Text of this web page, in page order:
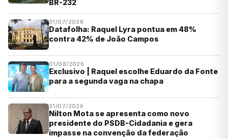
BR-232
31/07/2026
Datafolha: Raquel Lyra pontua em 48%
contra 42% de João Campos
01/08/2026
Exclusivo | Raquel escolhe Eduardo da Fonte
para a segunda vaga na chapa
31/07/2026
Nilton Mota se apresenta como novo
presidente do PSDB-Cidadania e gera
impasse na convenção da federação